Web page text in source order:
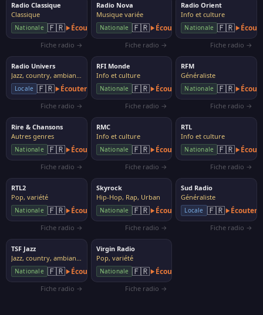
Radio Classique
Classique
Nationale 🇫🇷 Écouter
Fiche radio →
Radio Nova
Musique variée
Nationale 🇫🇷 Écouter
Fiche radio →
Radio Orient
Info et culture
Nationale 🇫🇷
Fiche radio →
Radio Univers
Jazz, country, ambiance
Locale 🇫🇷 Écouter
Fiche radio →
RFI Monde
Info et culture
Nationale 🇫🇷 Écouter
Fiche radio →
RFM
Généraliste
Nationale 🇫🇷
Fiche radio →
Rire & Chansons
Autres genres
Nationale 🇫🇷 Écouter
Fiche radio →
RMC
Info et culture
Nationale 🇫🇷 Écouter
Fiche radio →
RTL
Info et culture
Nationale 🇫🇷
Fiche radio →
RTL2
Pop, variété
Nationale 🇫🇷 Écouter
Fiche radio →
Skyrock
Hip-Hop, Rap, Urban
Nationale 🇫🇷 Écouter
Fiche radio →
Sud Radio
Généraliste
Locale 🇫🇷 Écouter
Fiche radio →
TSF Jazz
Jazz, country, ambiance
Nationale 🇫🇷 Écouter
Fiche radio →
Virgin Radio
Pop, variété
Nationale 🇫🇷 Écouter
Fiche radio →